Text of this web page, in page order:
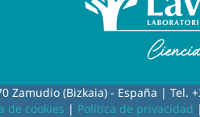
Zamudio (Bizkaia) - España | Tel.
de cookies | Política de privacidad |